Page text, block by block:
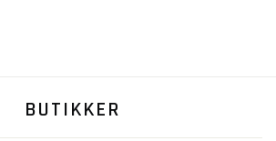
BUTIKKER